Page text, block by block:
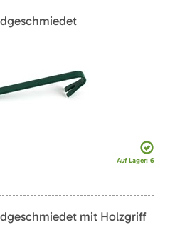
Auf Lager: 6
mit Holzgriff